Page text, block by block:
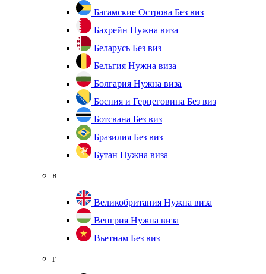
Багамские Острова Без виз
Бахрейн Нужна виза
Беларусь Без виз
Бельгия Нужна виза
Болгария Нужна виза
Босния и Герцеговина Без виз
Ботсвана Без виз
Бразилия Без виз
Бутан Нужна виза
в
Великобритания Нужна виза
Венгрия Нужна виза
Вьетнам Без виз
г